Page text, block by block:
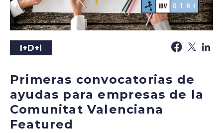
I+D+i
Primeras convocatorias de
ayudas para empresas de la
Comunitat Valenciana
Featured